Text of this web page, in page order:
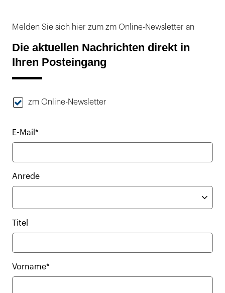
Melden Sie sich hier zum zm Online-Newsletter an
Die aktuellen Nachrichten direkt in
Ihren Posteingang
zm Online-Newsletter
E-Mail*
Anrede
Titel
Vorname*